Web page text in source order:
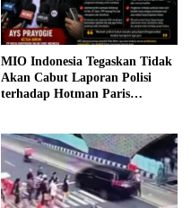
MIO Indonesia Tegaskan Tidak
Akan Cabut Laporan Polisi
terhadap Hotman Paris